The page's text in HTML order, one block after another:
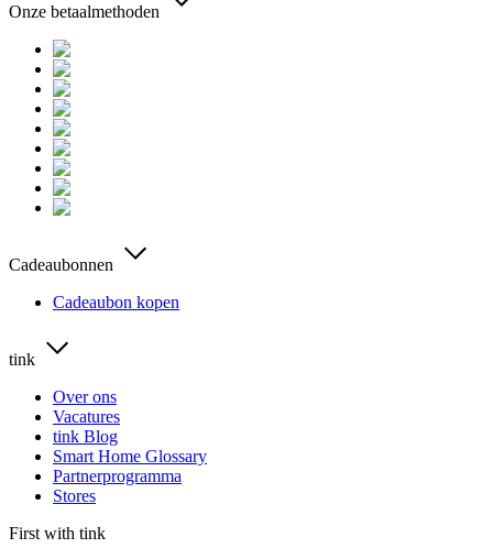
Onze betaalmethoden
Cadeaubonnen
Cadeaubon kopen
tink
Over ons
Vacatures
tink Blog
Smart Home Glossary
Partnerprogramma
Stores
First with tink